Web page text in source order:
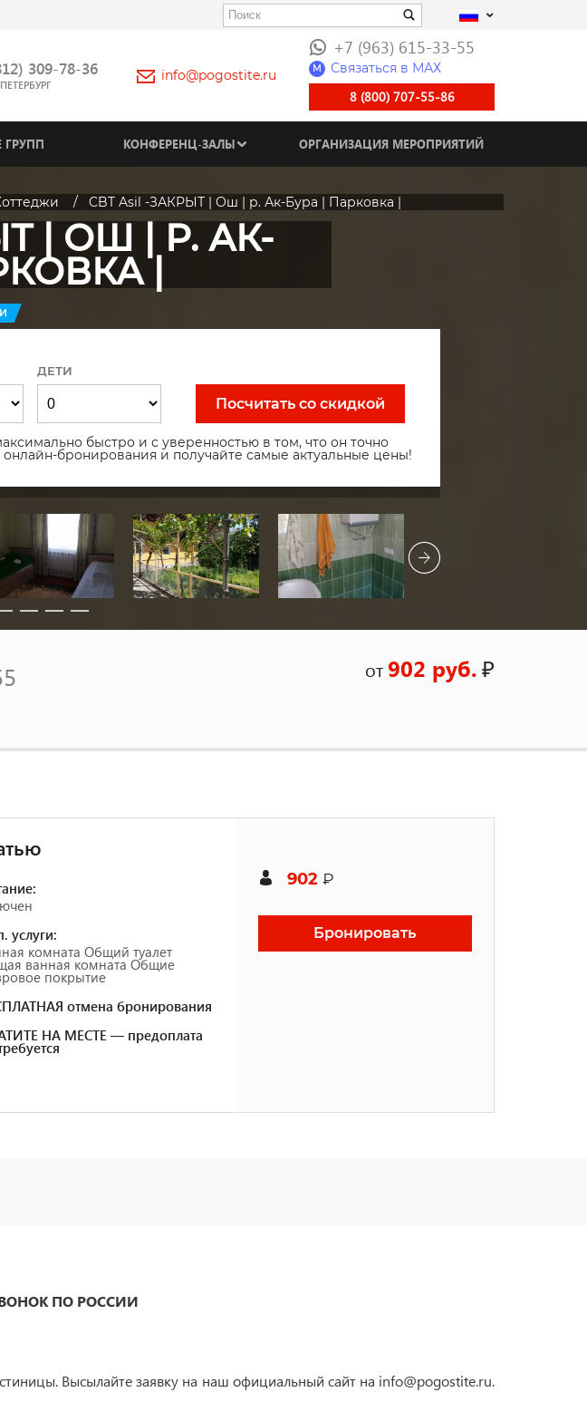
309-78-36 info@pogostite.ru
+7 (963) 615-33-55
M Связаться в МАХ
8 (800) 707-55-86
ГРУПП КОНФЕРЕНЦ-ЗАЛЫ ОРГАНИЗАЦИЯ МЕРОПРИЯТИЙ
CBT Asil -ЗАКРЫТ | Ош | р. Ак-Бура | Парковка |
| ОШ | Р. АК-
|
ДЕТИ
Посчитать со скидкой
быстро и с уверенностью в том, что он точно
бронирования и получайте самые актуальные цены!
от 902 руб.₽
услуги:
комната Общий туалет
ванная комната Общие
покрытие
отмена бронирования
НА МЕСТЕ — предоплата
902 ₽
Бронировать
ПО РОССИИ
Высылайте заявку на наш официальный сайт на info@pogostite.ru.